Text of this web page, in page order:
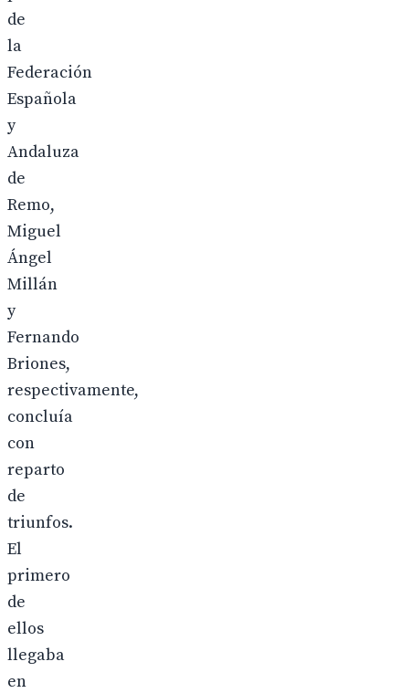
de
la
Federación
Española
y
Andaluza
de
Remo,
Miguel
Ángel
Millán
y
Fernando
Briones,
respectivamente,
concluía
con
reparto
de
triunfos.
El
primero
de
ellos
llegaba
en